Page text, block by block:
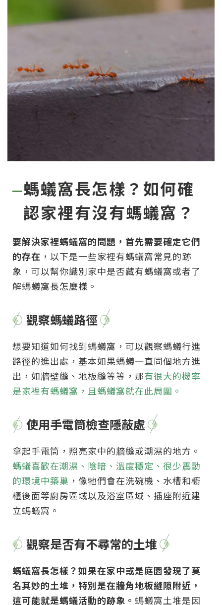
螞蟻窩長怎樣？如何確
認家裡有沒有螞蟻窩？
要解決家裡螞蟻窩的問題，首先需要確定它們
的存在 ，以下是一些家裡有螞蟻窩常見的跡
象，可以幫你識別家中是否藏有螞蟻窩或者了
解螞蟻窩長怎麼樣。
觀察螞蟻路徑
想要知道如何找到螞蟻窩，可以觀察螞蟻行進
路徑的進出處，基本如果螞蟻一直同個地方進
出，如牆壁縫、地板縫等等，那有很大的機率
是家裡有螞蟻窩，且螞蟻窩就在此周圍。
使用手電筒檢查隱蔽處
拿起手電筒，照亮家中的牆縫或潮濕的地方。
螞蟻喜歡在潮濕、陰暗、溫度穩定、很少震動
的環境中築巢 ，像牠們會在洗碗機、水槽和櫥
櫃後面等廚房區域以及浴室區域、插座附近建
立螞蟻窩。
觀察是否有不尋常的土堆
螞蟻窩長怎樣？如果在家中或是庭園發現了莫
名其妙的土堆，特別是在牆角地板縫隙附近，
這可能就是螞蟻活動的跡象。 螞蟻窩土堆是因